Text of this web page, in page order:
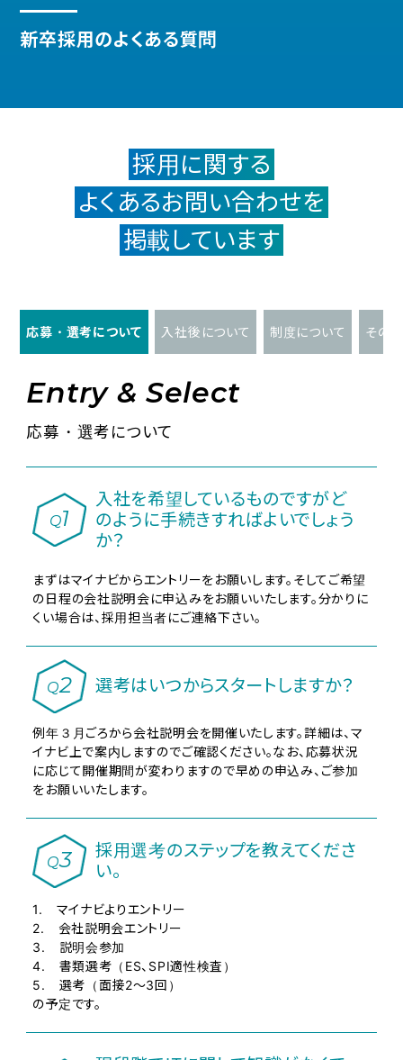
新卒採用のよくある質問
採用に関する
よくあるお問い合わせを
掲載しています
応募・選考について 入社後について 制度について その他
Entry & Select
応募・選考について
Q1
入社を希望しているものですがど
のように手続きすればよいでしょう
か？
まずはマイナビからエントリーをお願いします。そしてご希望
の日程の会社説明会に申込みをお願いいたします。分かりに
くい場合は、採用担当者にご連絡下さい。
Q2 選考はいつからスタートしますか？
例年３月ごろから会社説明会を開催いたします。詳細は、マ
イナビ上で案内しますのでご確認ください。なお、応募状況
に応じて開催期間が変わりますので早めの申込み、ご参加
をお願いいたします。
Q3
採用選考のステップを教えてくださ
い。
1. マイナビよりエントリー
2. 会社説明会エントリー
3. 説明会参加
4. 書類選考（ES、SPI適性検査）
5. 選考（面接2～3回）
の予定です。